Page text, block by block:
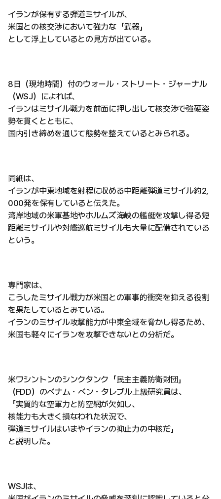
イランが保有する弾道ミサイルが、
米国との核交渉において強力な「武器」
として浮上しているとの見方が出ている。
8日（現地時間）付のウォール・ストリート・ジャーナル
（WSJ）によれば、
イランはミサイル戦力を前面に押し出して核交渉で強硬姿
勢を貫くとともに、
国内引き締めを通じて態勢を整えているとみられる。
同紙は、
イランが中東地域を射程に収める中距離弾道ミサイル約2,
000発を保有していると伝えた。
湾岸地域の米軍基地やホルムズ海峡の艦艇を攻撃し得る短
距離ミサイルや対艦巡航ミサイルも大量に配備されている
という。
専門家は、
こうしたミサイル戦力が米国との軍事的衝突を抑える役割
を果たしているとみている。
イランのミサイル攻撃能力が中東全域を脅かし得るため、
米国も軽々にイランを攻撃できないとの分析だ。
米ワシントンのシンクタンク「民主主義防衛財団」
（FDD）のベナム・ベン・タレブル上級研究員は、
「実質的な空軍力と防空網が欠如し、
核能力も大きく損なわれた状況で、
弾道ミサイルはいまやイランの抑止力の中核だ」
と説明した。
WSJは、